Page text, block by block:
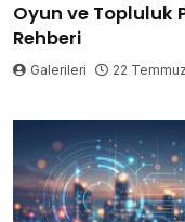
Oyun ve Topluluk
Rehberi
Galerileri 22